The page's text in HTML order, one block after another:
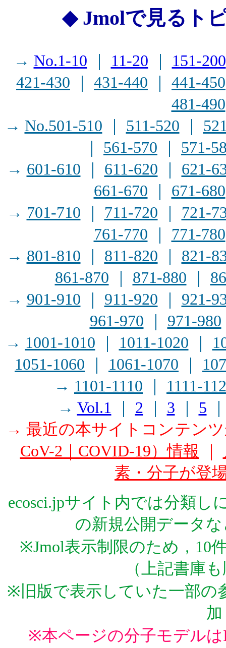
◆ Jmolで見るト
→ No.1-10 11-20 151-200
421-430
431-440 441-450
481-490
→ No.501-510 511-520
561-570
571-
→ 601-610 611-620
621-
661-670
671-680
→ 701-710 711-720
721-
761-770
771-780
→ 801-810 811-820
821-
861-870
871-880
→ 901-910 911-920
921-
961-970
971-980
→ 1001-1010 1011-1020
1051-1060
1061-1070
→ 1101-1110
1111-
→ Vol.1 2 3 5
→ 最近の本サイトコンテン
CoV-2｜COVID-19）情報
素・分子が登
ecosci.jpサイト内では分類し
の新規公開データ
※Jmol表示制限のため，10
（上記書庫
※旧版で表示していた一部の
※本ページの分子モデルは